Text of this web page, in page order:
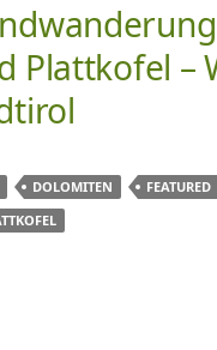
Plattkofel –
DOLOMITEN FEATURED